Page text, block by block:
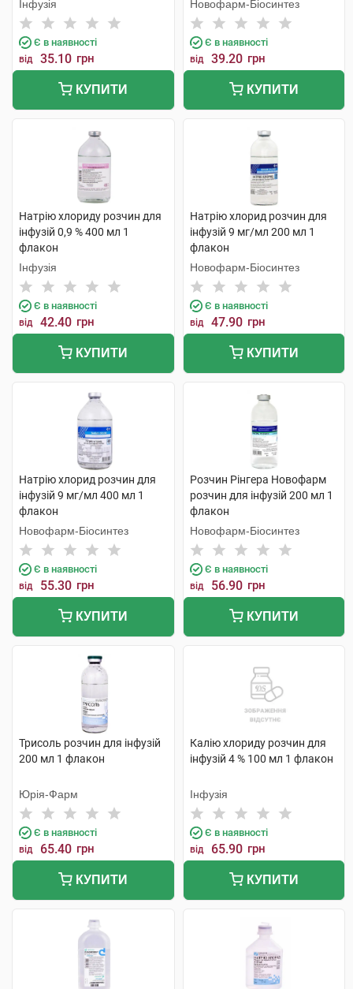
Інфузія
Є в наявності
від 35.10 грн
КУПИТИ
Новофарм-Біосинтез
Є в наявності
від 39.20 грн
КУПИТИ
Натрію хлориду розчин для
інфузій 0,9 % 400 мл 1
флакон
Інфузія
Є в наявності
від 42.40 грн
КУПИТИ
Натрію хлорид розчин для
інфузій 9 мг/мл 200 мл 1
флакон
Новофарм-Біосинтез
Є в наявності
від 47.90 грн
КУПИТИ
Натрію хлорид розчин для
інфузій 9 мг/мл 400 мл 1
флакон
Новофарм-Біосинтез
Є в наявності
від 55.30 грн
КУПИТИ
Розчин Рінгера Новофарм
розчин для інфузій 200 мл 1
флакон
Новофарм-Біосинтез
Є в наявності
від 56.90 грн
КУПИТИ
Трисоль розчин для інфузій
200 мл 1 флакон
Юрія-Фарм
Є в наявності
від 65.40 грн
КУПИТИ
Калію хлориду розчин для
інфузій 4 % 100 мл 1 флакон
Інфузія
Є в наявності
від 65.90 грн
КУПИТИ